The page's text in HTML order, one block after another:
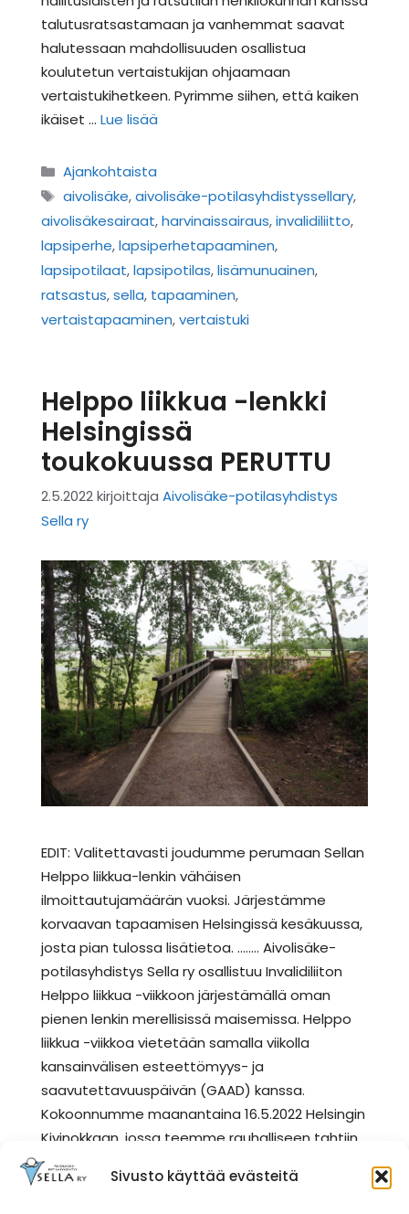
Sivusto käyttää evästeitä
talutusratsastamaan ja vanhemmat saavat
halutessaan mahdollisuuden osallistua
koulutetun vertaistukijan ohjaamaan
vertaistukihetkeen. Pyrimme siihen, että kaiken
ikäiset … Lue lisää
Kategoriat
Ajankohtaista
Avainsanat
aivolisäke,aivolisäke-potilasyhdistyssellary,
aivolisäkesairaat,harvinaissairaus,invalidiliitto,
lapsiperhe,lapsiperhetapaaminen,
lapsipotilaat,lapsipotilas,lisämunuainen,
ratsastus,sella, tapaaminen,
vertaistapaaminen,vertaistuki
Helppo liikkua -lenkki
Helsingissä
toukokuussa PERUTTU
2.5.2022kirjoittaja Aivolisäke-potilasyhdistys
Sella ry
EDIT: Valitettavasti joudumme perumaan Sellan
Helppo liikkua-lenkin vähäisen
ilmoittautujamäärän vuoksi. Järjestämme
korvaavan tapaamisen Helsingissä kesäkuussa,
josta pian tulossa lisätietoa. …….. Aivolisäke-
potilasyhdistys Sella ry osallistuu Invalidiliiton
Helppo liikkua -viikkoon järjestämällä oman
pienen lenkin merellisissä maisemissa. Helppo
liikkua -viikkoa vietetään samalla viikolla
kansainvälisen esteettömyys- ja
saavutettavuuspäivän (GAAD) kanssa.
Kokoonnumme maanantaina 16.5.2022 Helsingin
Kivinokkaan, jossa teemme rauhalliseen tahtiin
… Lue lisää